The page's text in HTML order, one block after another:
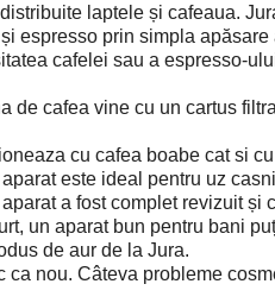
laptele și cafeaua.
espresso prin simpla
cafelei sau a espresso-
de cafea vine cu un cartus
cu cafea boabe cat si
este ideal pentru uz
a fost complet revizuit și
un aparat bun pentru bani
de aur de la Jura.
ca nou. Câteva probleme